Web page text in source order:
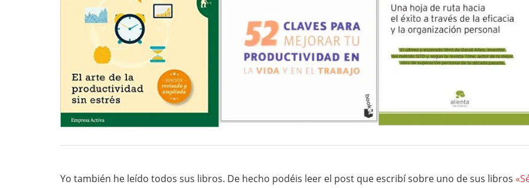
Yo también he leído todos sus libros. De hecho podéis leer el post que escribí sobre uno de sus libros